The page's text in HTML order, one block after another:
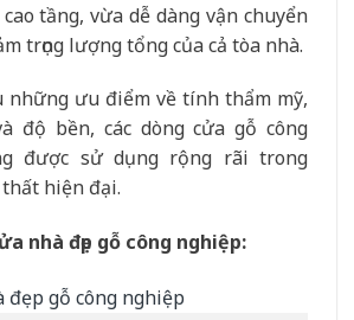
tầng, vừa dễ dàng vận chuyển
trọng lượng tổng của cả tòa nhà.
những ưu điểm về tính thẩm mỹ,
độ bền, các dòng cửa gỗ công
được sử dụng rộng rãi trong
hiện đại.
nhà đẹp gỗ công nghiệp: